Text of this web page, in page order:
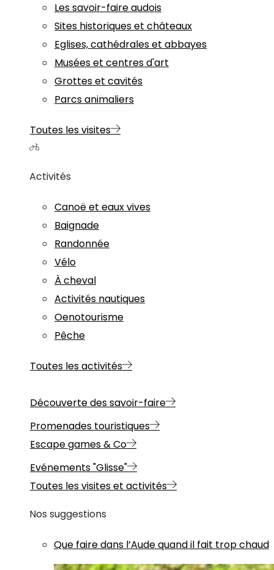
Les savoir-faire audois
Sites historiques et châteaux
Eglises, cathédrales et abbayes
Musées et centres d'art
Grottes et cavités
Parcs animaliers
Toutes les visites
Activités
Canoë et eaux vives
Baignade
Randonnée
Vélo
À cheval
Activités nautiques
Oenotourisme
Pêche
Toutes les activités
Découverte des savoir-faire
Promenades touristiques
Escape games & Co
Evénements "Glisse"
Toutes les visites et activités
Nos suggestions
Que faire dans l’Aude quand il fait trop chaud